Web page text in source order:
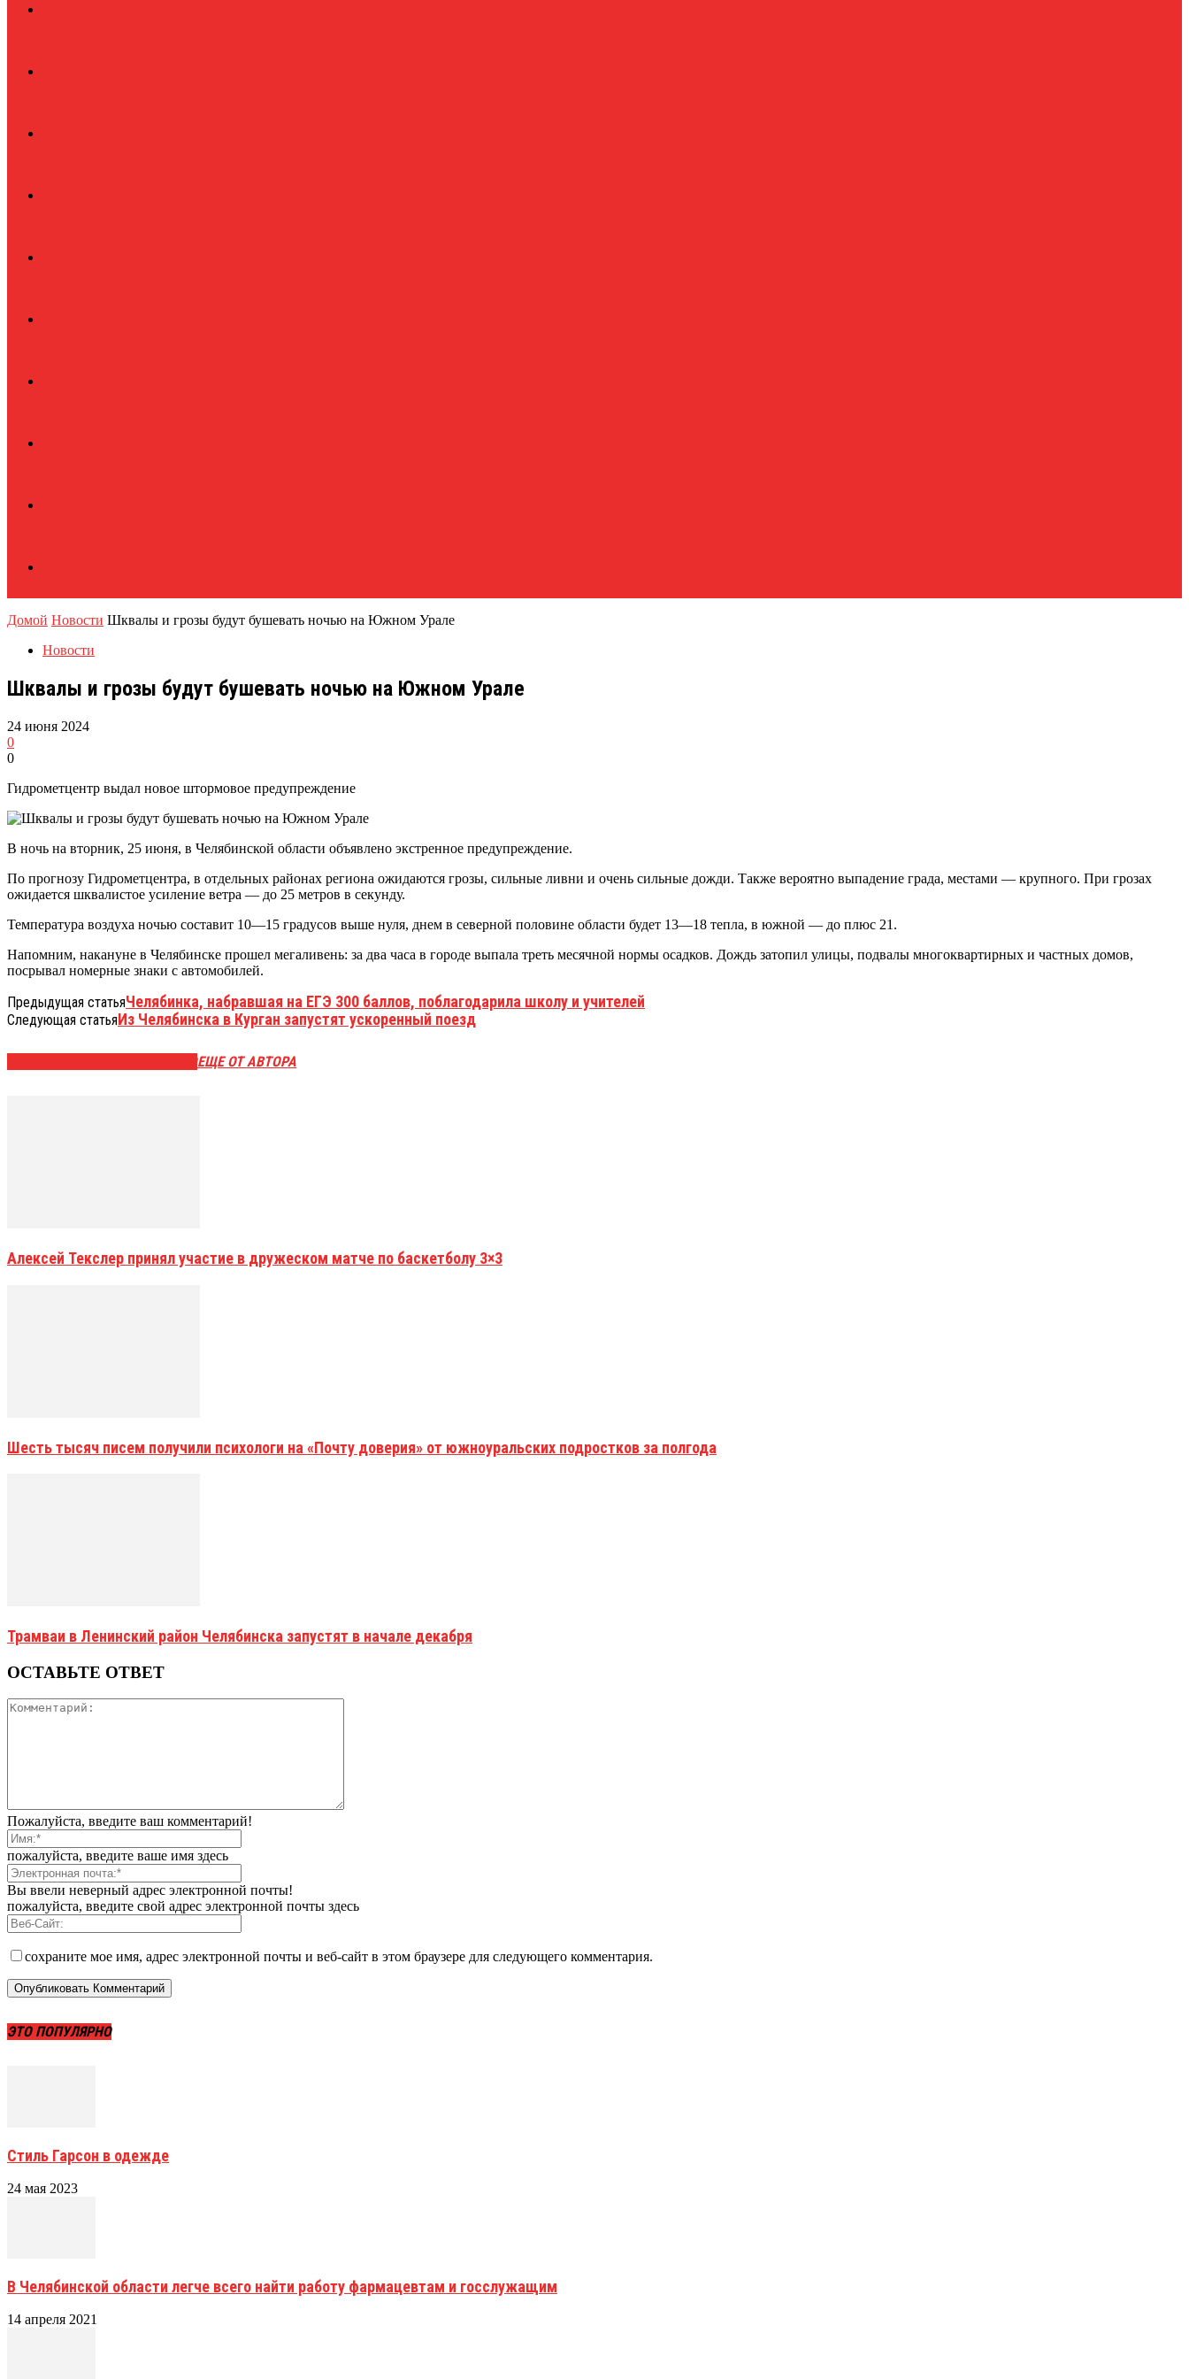
Домой Новости Шквалы и грозы будут бушевать ночью на Южном Урале
Новости
Шквалы и грозы будут бушевать ночью на Южном Урале
24 июня 2024
0
0
Гидрометцентр выдал новое штормовое предупреждение
В ночь на вторник, 25 июня, в Челябинской области объявлено экстренное предупреждение.
По прогнозу Гидрометцентра, в отдельных районах региона ожидаются грозы, сильные ливни и очень сильные дожди. Также вероятно выпадение града, местами — крупного. При грозах
ожидается шквалистое усиление ветра — до 25 метров в секунду.
Температура воздуха ночью составит 10—15 градусов выше нуля, днем в северной половине области будет 13—18 тепла, в южной — до плюс 21.
Напомним, накануне в Челябинске прошел мегаливень: за два часа в городе выпала треть месячной нормы осадков. Дождь затопил улицы, подвалы многоквартирных и частных домов,
посрывал номерные знаки с автомобилей.
Предыдущая статьяЧелябинка, набравшая на ЕГЭ 300 баллов, поблагодарила школу и учителей
Следующая статьяИз Челябинска в Курган запустят ускоренный поезд
ЕЩЕ ОТ АВТОРА
Алексей Текслер принял участие в дружеском матче по баскетболу 3×3
Шесть тысяч писем получили психологи на «Почту доверия» от южноуральских подростков за полгода
Трамваи в Ленинский район Челябинска запустят в начале декабря
ОСТАВЬТЕ ОТВЕТ
Пожалуйста, введите ваш комментарий!
пожалуйста, введите ваше имя здесь
Вы ввели неверный адрес электронной почты!
пожалуйста, введите свой адрес электронной почты здесь
сохраните мое имя, адрес электронной почты и веб-сайт в этом браузере для следующего комментария.
ЭТО ПОПУЛЯРНО
Стиль Гарсон в одежде
24 мая 2023
В Челябинской области легче всего найти работу фармацевтам и госслужащим
14 апреля 2021